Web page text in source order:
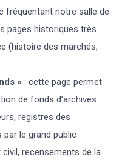
fréquentant notre salle de
pages historiques très
(histoire des marchés,
» : cette page permet
de fonds d’archives
registres des
le grand public
recensements de la